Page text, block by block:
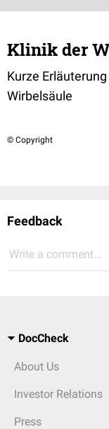
Klinik der
Kurze
Wirbelsäule
© Copyright
Feedback
Write a comment...
DocCheck
About Us
Investor Relations
Press